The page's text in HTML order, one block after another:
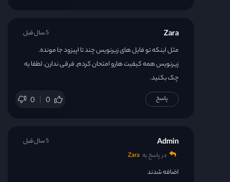
Zara
مثل اینکه تو فایل های زیرنویس چند تا اپیزود جا مونده.
زیرنویس همه کیفیت هارو امتحان کردم, فرقی ندارن. لطفا یه
چک بکنید.
0 0
5 سال قبل
پاسخ
Admin
در پاسخ به Zara
اضافه شدند
5 سال قبل